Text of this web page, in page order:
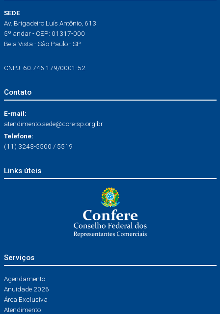
SEDE
Av. Brigadeiro Luís Antônio, 613
5º andar - CEP: 01317-000
Bela Vista - São Paulo - SP
CNPJ: 60.746.179/0001-52
Contato
E-mail:
atendimento.sede@core-sp.org.br
Telefone:
(11) 3243-5500 / 5519
Links úteis
Serviços
Agendamento
Anuidade 2026
Área Exclusiva
Atendimento